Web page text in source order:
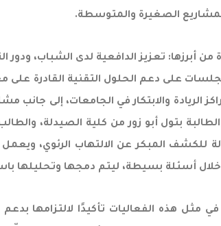
الصغيرة والمتوسطة.
تعزيز الدافعية لدى الشباب، ودور
على دعم الحلول التقنية القادرة على
الريادة والابتكار في الجامعات، إلى
بتول أبو زور من كلية الصيدلة،
المبكر عن الالتهاب الرئوي،
أسئلة بسيطة، ليتم دمجها وتحليلها
هذه الفعاليات تأكيدًا لالتزامها بدعم